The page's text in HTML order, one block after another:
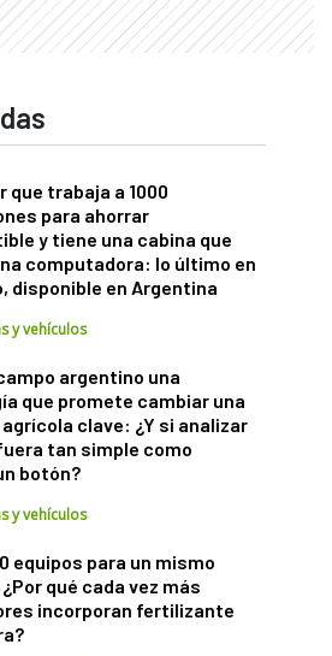
que trabaja a 1000
para ahorrar
y tiene una cabina que
computadora: lo último en
disponible en Argentina
y vehículos
argentino una
que promete cambiar una
clave: ¿Y si analizar
tan simple como
botón?
y vehículos
equipos para un mismo
qué cada vez más
incorporan fertilizante